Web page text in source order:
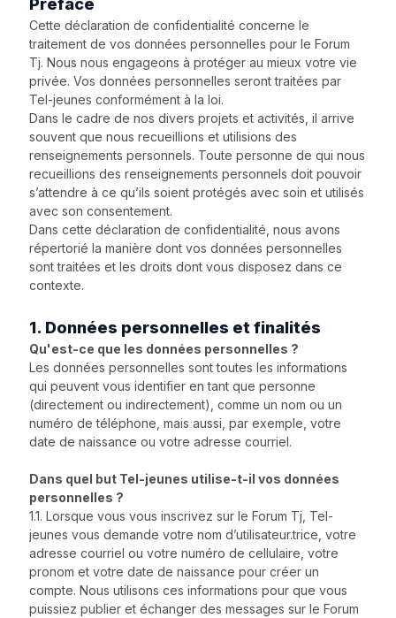
Préface
Cette déclaration de confidentialité concerne le
traitement de vos données personnelles pour le Forum
Tj. Nous nous engageons à protéger au mieux votre vie
privée. Vos données personnelles seront traitées par
Tel-jeunes conformément à la loi.
Dans le cadre de nos divers projets et activités, il arrive
souvent que nous recueillions et utilisions des
renseignements personnels. Toute personne de qui nous
recueillions des renseignements personnels doit pouvoir
s’attendre à ce qu’ils soient protégés avec soin et utilisés
avec son consentement.
Dans cette déclaration de confidentialité, nous avons
répertorié la manière dont vos données personnelles
sont traitées et les droits dont vous disposez dans ce
contexte.
1. Données personnelles et finalités
Qu'est-ce que les données personnelles ?
Les données personnelles sont toutes les informations
qui peuvent vous identifier en tant que personne
(directement ou indirectement), comme un nom ou un
numéro de téléphone, mais aussi, par exemple, votre
date de naissance ou votre adresse courriel.
Dans quel but Tel-jeunes utilise-t-il vos données
personnelles ?
1.1. Lorsque vous vous inscrivez sur le Forum Tj, Tel-
jeunes vous demande votre nom d’utilisateur.trice, votre
adresse courriel ou votre numéro de cellulaire, votre
pronom et votre date de naissance pour créer un
compte. Nous utilisons ces informations pour que vous
puissiez publier et échanger des messages sur le Forum